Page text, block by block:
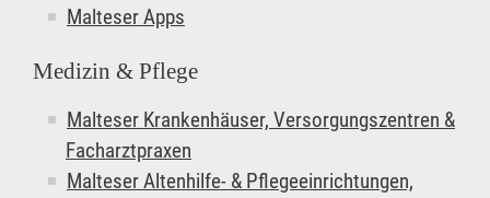
Malteser Apps
Medizin & Pflege
Malteser Krankenhäuser, Versorgungszentren &
Facharztpraxen
Malteser Altenhilfe- & Pflegeeinrichtungen,